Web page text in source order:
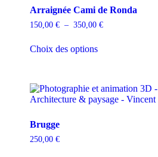
Arraignée Cami de Ronda
150,00 € – 350,00 €
Choix des options
Brugge
250,00 €